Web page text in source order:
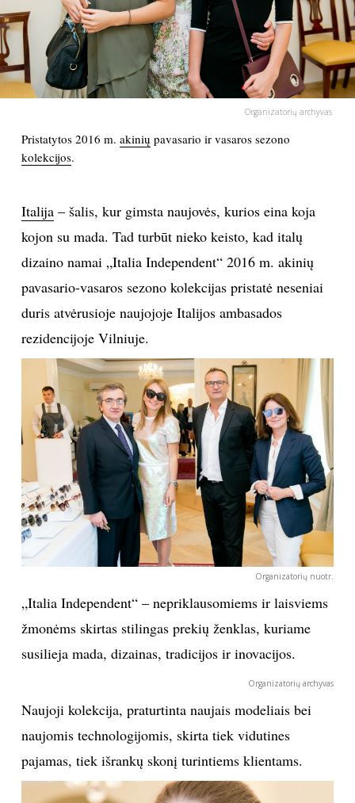
PSICHOLOGIJA
HOROSKOPAI
POLITIKA
KULTŪRA
LAISVALAIKIS
KINAS
MUZIKA
TEATRAS
SPORTAS
FOTOGRAFIJA
MENAS
ORAI
ĮDOMYBĖS
ISTORIJA
INTERJERAS
NAMAI
Organizatorių archyvas
Pristatytos 2016 m. akinių pavasario ir vasaros sezono
kolekcijos.
Italija– šalis, kur gimsta naujovės, kurios eina koja
kojon su mada. Tad turbūt nieko keisto, kad italų
dizaino namai „Italia Independent“ 2016 m. akinių
pavasario-vasaros sezono kolekcijas pristatė neseniai
duris atvėrusioje naujojoje Italijos ambasados
rezidencijoje Vilniuje.
Organizatorių nuotr.
„Italia Independent“ – nepriklausomiems ir laisviems
žmonėms skirtas stilingas prekių ženklas, kuriame
susilieja mada, dizainas, tradicijos ir inovacijos.
Organizatorių archyvas
Naujoji kolekcija, praturtinta naujais modeliais bei
naujomis technologijomis, skirta tiek vidutines
pajamas, tiek išrankų skonį turintiems klientams.